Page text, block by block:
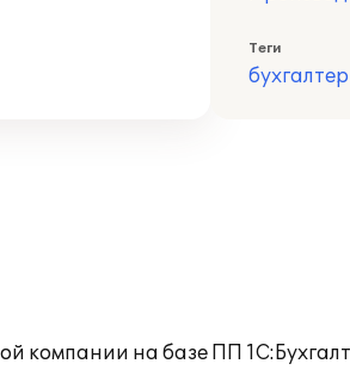
Теги
компании на базе ПП